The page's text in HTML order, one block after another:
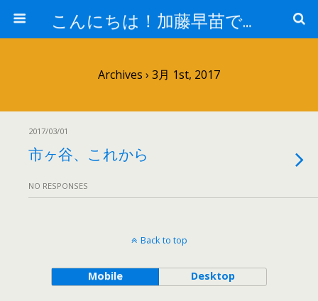
こんにちは！加藤早苗です。
Archives › 3月 1st, 2017
2017/03/01
市ヶ谷、これから
NO RESPONSES
Back to top
Mobile Desktop